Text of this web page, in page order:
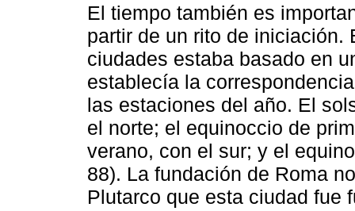
El tiempo también es
partir de un rito de iniciación.
ciudades estaba basado en
establecía la
las estaciones del año. El
el norte; el equinoccio de
verano, con el sur; y el
88). La fundación de Roma
Plutarco que esta ciudad fue